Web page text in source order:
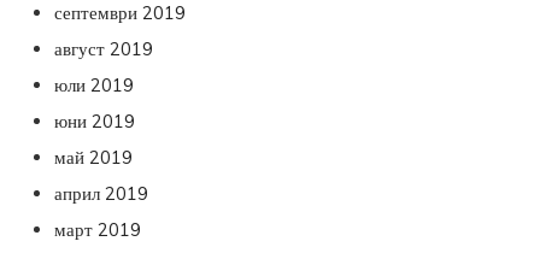
септември 2019
август 2019
юли 2019
юни 2019
май 2019
април 2019
март 2019